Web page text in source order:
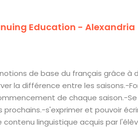
Education - Alexandria
de base du français grâce à
la différence entre les saisons.-
de chaque saison.-
s'exprimer et pouvoir
linguistique acquis par